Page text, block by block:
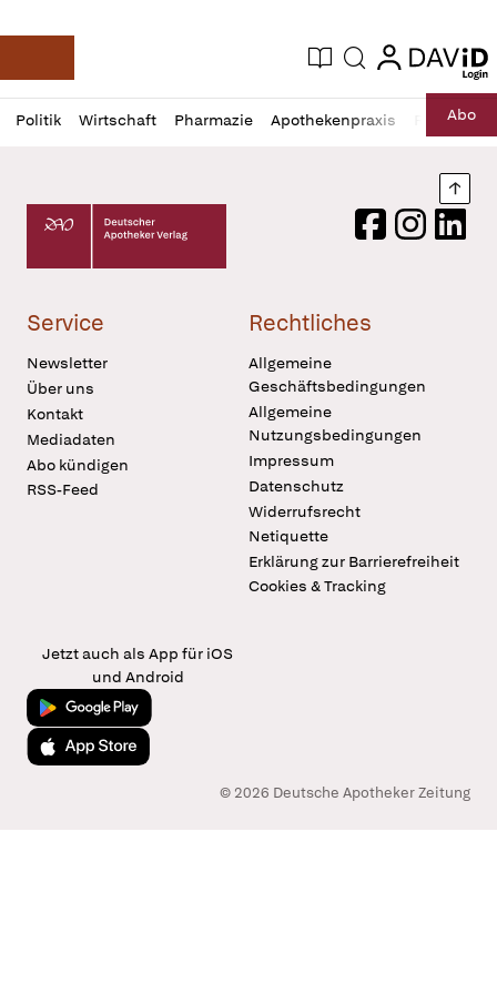
Deutsche Apotheker Zeitung
Aktuelle Ausgabe
Suche login
login
Politik Wirtschaft Pharmazie Apothekenpraxis RechtAbo
Profil
öffnen
Daz
Pur
Deutscher Apotheker Verlag Logo
FacebookInstagram
Service
Newsletter
Über uns
Kontakt
Mediadaten
Abo kündigen
RSS-Feed
Rechtliches
Allgemeine
Geschäftsbedingungen
Allgemeine
Nutzungsbedingungen
Impressum
Datenschutz
Widerrufsrecht
Netiquette
Erklärung zur Barrierefreiheit
Cookies & Tracking
Jetzt auch als App für iOS
und Android
Jetzt bei Google Play
Laden im App Store
© 2026 Deutsche Apotheker Zeitung